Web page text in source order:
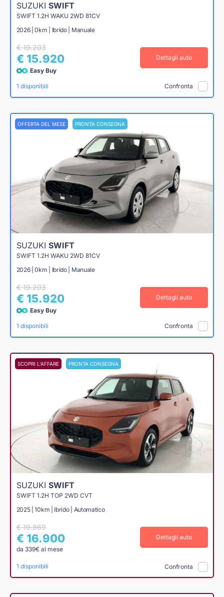
SUZUKI SWIFT
SWIFT 1.2H WAKU 2WD 81CV
2026 | 0km | Ibrido | Manuale
€ 19.203
€ 15.920
Easy Buy
Dettagli auto
1 disponibili Confronta
OFFERTA DEL MESE PRONTA CONSEGNA
SUZUKI SWIFT
SWIFT 1.2H WAKU 2WD 81CV
2026 | 0km | Ibrido | Manuale
€ 19.203
€ 15.920
Easy Buy
Dettagli auto
1 disponibili Confronta
SCOPRI L'AFFARE PRONTA CONSEGNA
SUZUKI SWIFT
SWIFT 1.2H TOP 2WD CVT
2025 | 10km | Ibrido | Automatico
€ 19.869
€ 16.900
da 339€ al mese
Dettagli auto
1 disponibili Confronta